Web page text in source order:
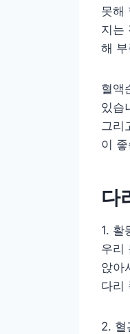
못해
지는
해
혈액
있습
그리
이
다
1. 활
우리
앉아
다리
2. 혈